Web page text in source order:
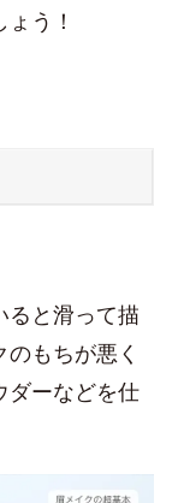
う！
と滑って描
もちが悪く
ダーなどを仕